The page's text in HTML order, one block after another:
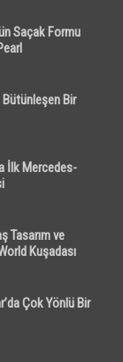
Saçak Formu
Bütünleşen Bir
İlk Mercedes-
Tasarım ve
Kuşadası
Çok Yönlü Bir